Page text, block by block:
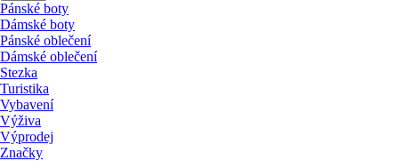
Pánské boty
Dámské boty
Pánské oblečení
Dámské oblečení
Stezka
Turistika
Vybavení
Výživa
Výprodej
Značky